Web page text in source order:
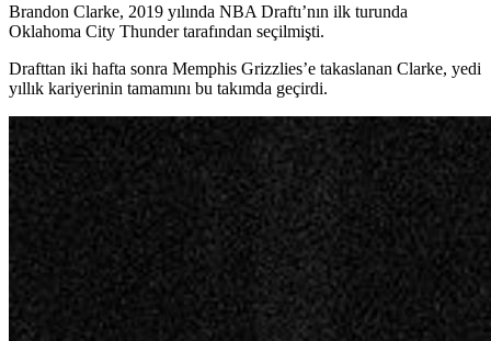
Brandon Clarke, 2019 yılında NBA Draftı’nın ilk turunda
Oklahoma City Thunder tarafından seçilmişti.
Drafttan iki hafta sonra Memphis Grizzlies’e takaslanan Clarke, yedi
yıllık kariyerinin tamamını bu takımda geçirdi.